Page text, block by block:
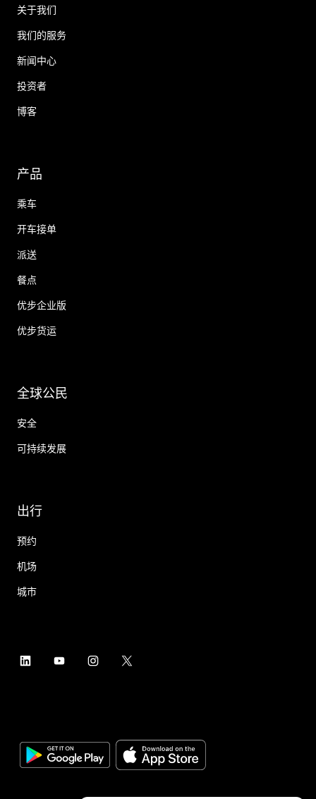
关于我们
我们的服务
新闻中心
投资者
博客
产品
乘车
开车接单
派送
餐点
优步企业版
优步货运
全球公民
安全
可持续发展
出行
预约
机场
城市